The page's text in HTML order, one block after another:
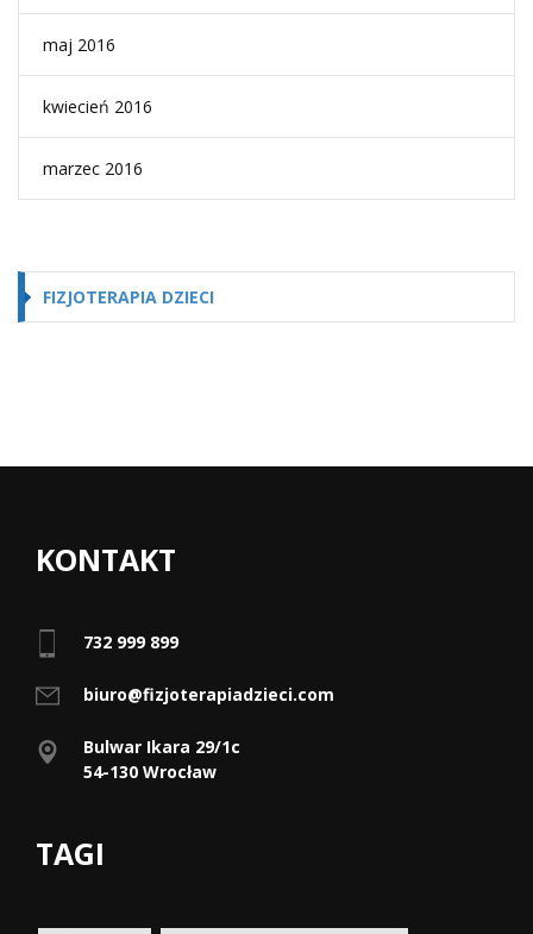
maj 2016
kwiecień 2016
marzec 2016
FIZJOTERAPIA DZIECI
KONTAKT
732 999 899
biuro@fizjoterapiadzieci.com
Bulwar Ikara 29/1c
54-130 Wrocław
TAGI